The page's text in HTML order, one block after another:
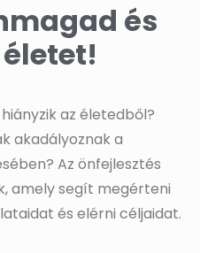
és
az életedből?
akadályoznak a
Az önfejlesztés
amely segít megérteni
és elérni céljaidat.